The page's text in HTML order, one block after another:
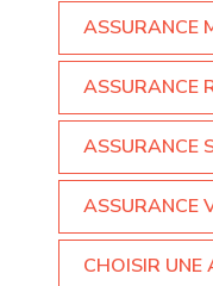
ASSURANCE
ASSURANCE
ASSURANCE
ASSURANCE
CHOISIR UNE